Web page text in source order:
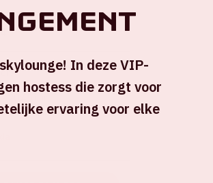
20:45 uur
22:30 uur
In deze VIP-
hostess die zorgt voor
ervaring voor elke